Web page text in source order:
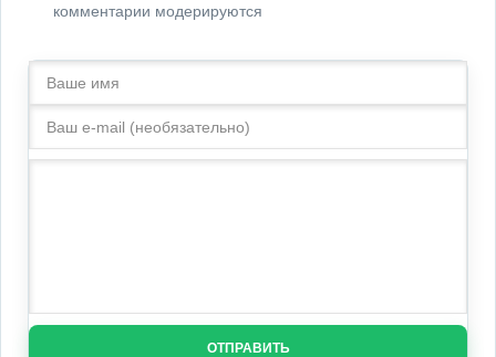
комментарии модерируются
ОТПРАВИТЬ